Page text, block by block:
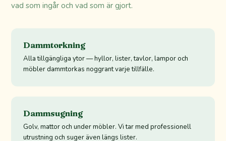
vad som ingår och vad som är gjort.
Dammtorkning
Alla tillgängliga ytor — hyllor, lister, tavlor, lampor och
möbler dammtorkas noggrant varje tillfälle.
Dammsugning
Golv, mattor och under möbler. Vi tar med professionell
utrustning och suger även längs lister.